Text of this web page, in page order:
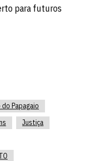
para futuros
do Papagaio
Justiça